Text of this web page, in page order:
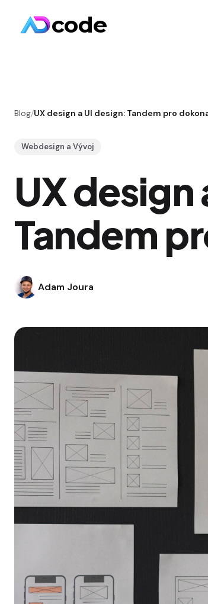
code
Blog/UX design a UI design: Tandem pro
Webdesign a Vývoj
UX design
Tandem
Adam Joura